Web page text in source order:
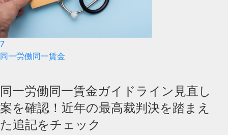
7
同一労働同一賃金
同一労働同一賃金ガイドライン見直し
案を確認！近年の最高裁判決を踏まえ
た追記をチェック